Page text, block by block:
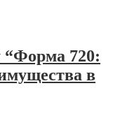
“Форма 720:
в